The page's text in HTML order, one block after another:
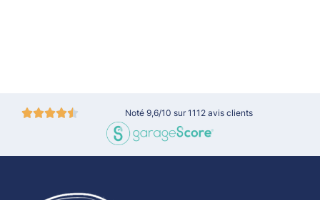
Noté 9,6/10 sur 1112 avis clients